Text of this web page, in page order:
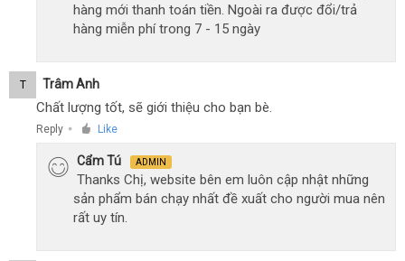
hàng mới thanh toán tiền. Ngoài ra được đổi/trả
hàng miễn phí trong 7 - 15 ngày
T Trâm Anh
Chất lượng tốt, sẽ giới thiệu cho bạn bè.
Reply ● Like
Cẩm Tú ADMIN
Thanks Chị, website bên em luôn cập nhật những
sản phẩm bán chạy nhất đề xuất cho người mua nên
rất uy tín.